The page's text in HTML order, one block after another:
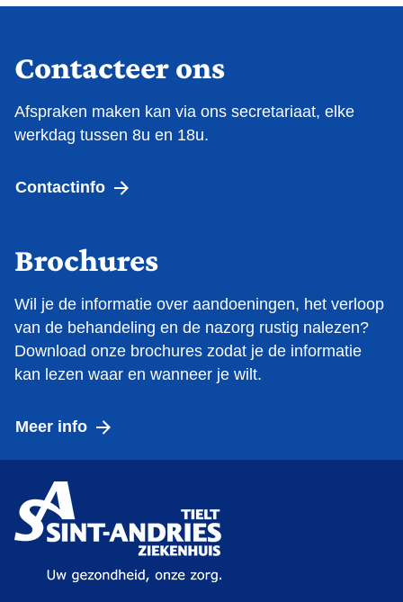
Contacteer ons
Afspraken maken kan via ons secretariaat, elke
werkdag tussen 8u en 18u.
Contactinfo
Brochures
Wil je de informatie over aandoeningen, het verloop
van de behandeling en de nazorg rustig nalezen?
Download onze brochures zodat je de informatie
kan lezen waar en wanneer je wilt.
Meer info